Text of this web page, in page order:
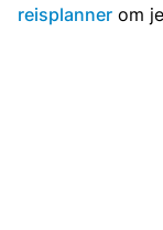
reisplanner om